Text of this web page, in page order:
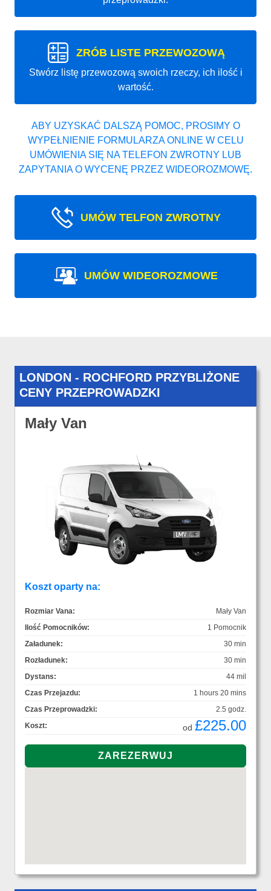
ZRÓB LISTE PRZEWOZOWĄ
Stwórz listę przewozową swoich rzeczy, ich ilość i
wartość.
ABY UZYSKAĆ DALSZĄ POMOC, PROSIMY O
WYPEŁNIENIE FORMULARZA ONLINE W CELU
UMÓWIENIA SIĘ NA TELEFON ZWROTNY LUB
ZAPYTANIA O WYCENĘ PRZEZ WIDEOROZMOWĘ.
UMÓW TELFON ZWROTNY
UMÓW WIDEOROZMOWE
LONDON - ROCHFORD PRZYBLIŻONE
CENY PRZEPROWADZKI
Mały Van
Koszt oparty na:
Rozmiar Vana:
Mały Van
Ilość Pomocników:
1 Pomocnik
Załadunek:
30 min
Rozładunek:
30 min
Dystans:
44 mil
Czas Przejazdu:
1 hours 20 mins
Czas Przeprowadzki:
2.5 godz.
Koszt:
od £225.00